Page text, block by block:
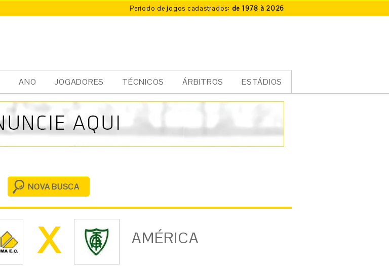
Período de jogos cadastrados: de 1978 à 2026
ANO JOGADORES TÉCNICOS ÁRBITROS ESTÁDIOS
X
NOVA BUSCA
X AMÉRICA